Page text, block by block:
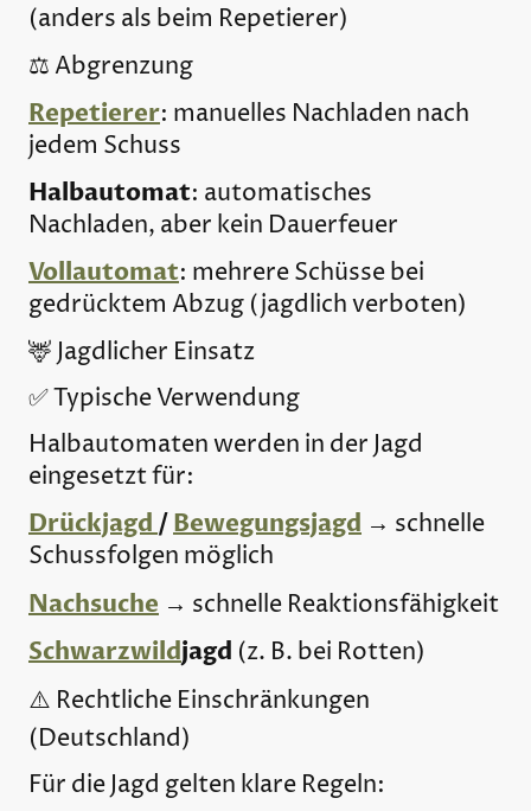
(anders als beim Repetierer)
⚖️ Abgrenzung
Repetierer: manuelles Nachladen nach
jedem Schuss
Halbautomat: automatisches
Nachladen, aber kein Dauerfeuer
Vollautomat: mehrere Schüsse bei
gedrücktem Abzug (jagdlich verboten)
🦌 Jagdlicher Einsatz
✅ Typische Verwendung
Halbautomaten werden in der Jagd
eingesetzt für:
Drückjagd/Bewegungsjagd → schnelle
Schussfolgen möglich
Nachsuche → schnelle Reaktionsfähigkeit
Schwarzwildjagd (z. B. bei Rotten)
⚠️ Rechtliche Einschränkungen
(Deutschland)
Für die Jagd gelten klare Regeln: